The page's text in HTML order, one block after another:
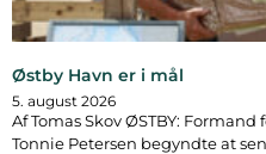
Østby Havn er i mål
5. august 2026
Af Tomas Skov ØSTBY:
Tonnie Petersen begyndte at